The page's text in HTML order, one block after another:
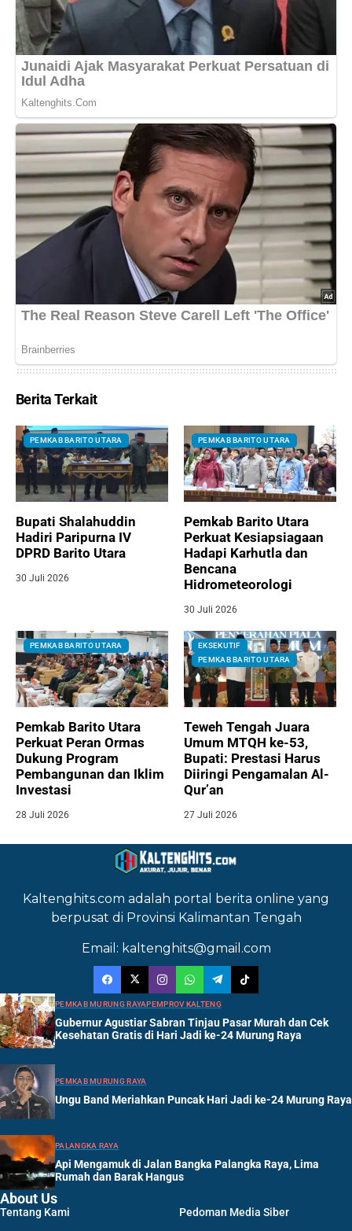
Berita Terkait
PEMKAB BARITO UTARA
Bupati Shalahuddin
Hadiri Paripurna IV
DPRD Barito Utara
30 Juli 2026
PEMKAB BARITO UTARA
Pemkab Barito Utara
Perkuat Kesiapsiagaan
Hadapi Karhutla dan
Bencana
Hidrometeorologi
30 Juli 2026
PEMKAB BARITO UTARA
Pemkab Barito Utara
Perkuat Peran Ormas
Dukung Program
Pembangunan dan Iklim
Investasi
28 Juli 2026
EKSEKUTIF
PEMKAB BARITO UTARA
Teweh Tengah Juara
Umum MTQH ke-53,
Bupati: Prestasi Harus
Diiringi Pengamalan Al-
Qur’an
27 Juli 2026
Kaltenghits.com adalah portal berita online yang
berpusat di Provinsi Kalimantan Tengah
Email: kaltenghits@gmail.com
PEMKAB MURUNG RAYAPEMPROV KALTENG
Gubernur Agustiar Sabran Tinjau Pasar Murah dan Cek
Kesehatan Gratis di Hari Jadi ke-24 Murung Raya
PEMKAB MURUNG RAYA
Ungu Band Meriahkan Puncak Hari Jadi ke-24 Murung Raya
PALANGKA RAYA
Api Mengamuk di Jalan Bangka Palangka Raya, Lima
Rumah dan Barak Hangus
About Us
Tentang Kami
Pedoman Media Siber